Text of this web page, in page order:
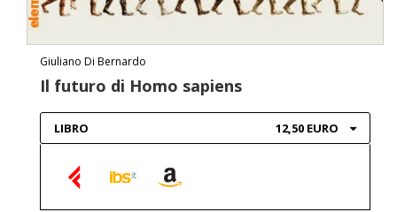
Giuliano Di Bernardo
Il futuro di Homo sapiens
LIBRO 12,50 EURO